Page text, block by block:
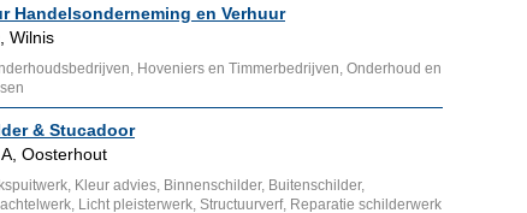
Handelsonderneming en Verhuur
Wilnis
Hoveniers en Timmerbedrijven, Onderhoud en
& Stucadoor
Oosterhout
Kleur advies, Binnenschilder, Buitenschilder,
Licht pleisterwerk, Structuurverf, Reparatie schilderwerk